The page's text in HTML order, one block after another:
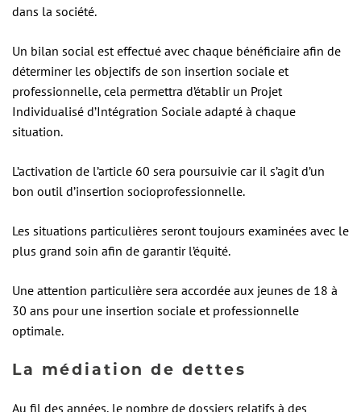
dans la société.
Un bilan social est effectué avec chaque bénéficiaire afin de
déterminer les objectifs de son insertion sociale et
professionnelle, cela permettra d’établir un Projet
Individualisé d’Intégration Sociale adapté à chaque
situation.
L’activation de l’article 60 sera poursuivie car il s’agit d’un
bon outil d’insertion socioprofessionnelle.
Les situations particulières seront toujours examinées avec le
plus grand soin afin de garantir l’équité.
Une attention particulière sera accordée aux jeunes de 18 à
30 ans pour une insertion sociale et professionnelle
optimale.
La médiation de dettes
Au fil des années, le nombre de dossiers relatifs à des